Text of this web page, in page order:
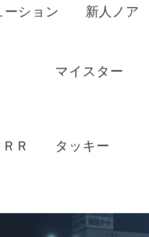
ョン 新人ノア
マイスター
Ｒ タッキー